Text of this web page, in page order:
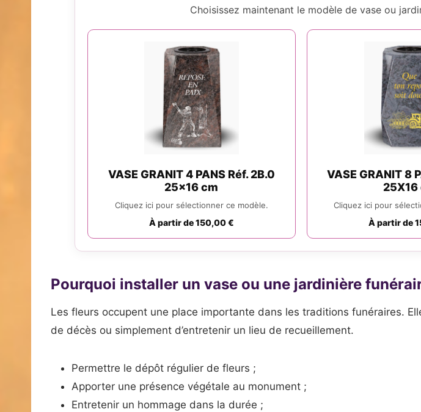
Choisissez maintenant le modèle de vase ou
VASE GRANIT 4 PANS Réf. 2B.0
25x16 cm
Cliquez ici pour sélectionner ce modèle.
À partir de 150,00 €
VASE GRANIT 8
25X16
Cliquez ici pour
À partir de
Pourquoi installer un vase ou une jardinière
Les fleurs occupent une place importante dans les traditions funéraires.
de décès ou simplement d’entretenir un lieu de recueillement.
Permettre le dépôt régulier de fleurs ;
Apporter une présence végétale au monument ;
Entretenir un hommage dans la durée ;